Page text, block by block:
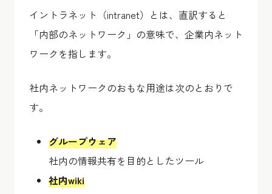
イントラネット（intranet）とは、直訳すると
「内部のネットワーク」の意味で、企業内ネット
ワークを指します。
社内ネットワークのおもな用途は次のとおりで
す。
グループウェア
社内の情報共有を目的としたツール
社内wiki